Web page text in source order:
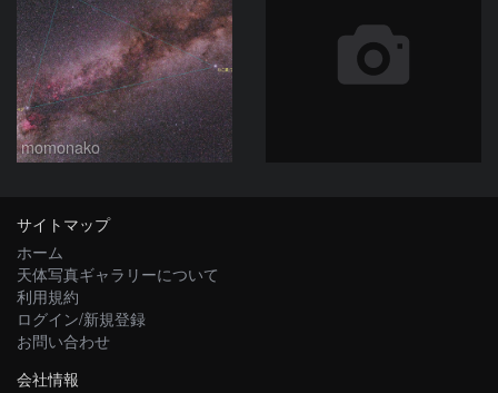
momonako
サイトマップ
ホーム
天体写真ギャラリーについて
利用規約
ログイン/新規登録
お問い合わせ
会社情報